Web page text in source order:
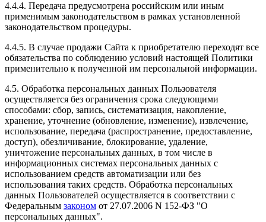
4.4.4. Передача предусмотрена российским или иным
применимым законодательством в рамках установленной
законодательством процедуры.
4.4.5. В случае продажи Сайта к приобретателю переходят все
обязательства по соблюдению условий настоящей Политики
применительно к полученной им персональной информации.
4.5. Обработка персональных данных Пользователя
осуществляется без ограничения срока следующими
способами: сбор, запись, систематизация, накопление,
хранение, уточнение (обновление, изменение), извлечение,
использование, передача (распространение, предоставление,
доступ), обезличивание, блокирование, удаление,
уничтожение персональных данных, в том числе в
информационных системах персональных данных с
использованием средств автоматизации или без
использования таких средств. Обработка персональных
данных Пользователей осуществляется в соответствии с
Федеральным законом от 27.07.2006 N 152-ФЗ "О
персональных данных".